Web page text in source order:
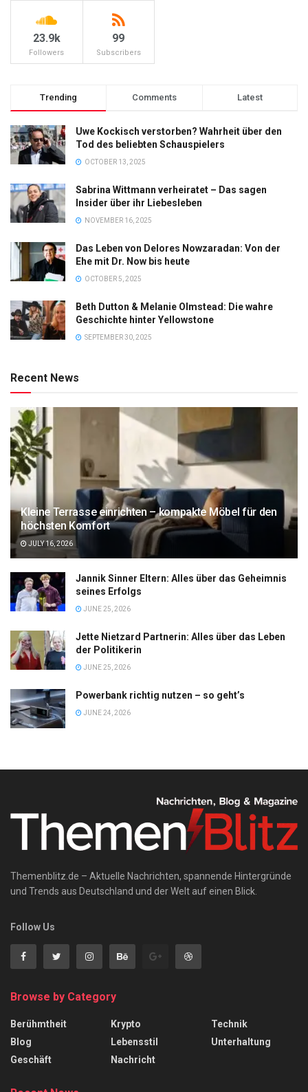
23.9k
Followers
99
Subscribers
Trending Comments Latest
Uwe Kockisch verstorben? Wahrheit über den
Tod des beliebten Schauspielers
OCTOBER 13, 2025
Sabrina Wittmann verheiratet – Das sagen
Insider über ihr Liebesleben
NOVEMBER 16, 2025
Das Leben von Delores Nowzaradan: Von der
Ehe mit Dr. Now bis heute
OCTOBER 5, 2025
Beth Dutton & Melanie Olmstead: Die wahre
Geschichte hinter Yellowstone
SEPTEMBER 30, 2025
Recent News
Kleine Terrasse einrichten – kompakte Möbel für den
höchsten Komfort
JULY 16, 2026
Jannik Sinner Eltern: Alles über das Geheimnis
seines Erfolgs
JUNE 25, 2026
Jette Nietzard Partnerin: Alles über das Leben
der Politikerin
JUNE 25, 2026
Powerbank richtig nutzen – so geht’s
JUNE 24, 2026
Themenblitz.de – Aktuelle Nachrichten, spannende Hintergründe
und Trends aus Deutschland und der Welt auf einen Blick.
Follow Us
Browse by Category
Berühmtheit
Blog
Geschäft
Krypto
Lebensstil
Nachricht
Technik
Unterhaltung